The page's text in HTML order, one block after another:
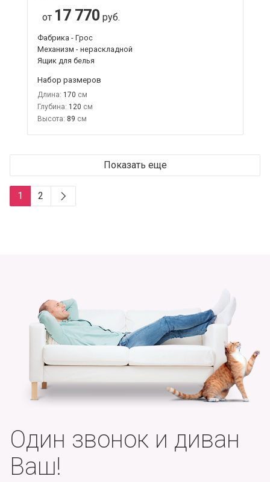
от 17 770 руб.
Фабрика - Грос
Механизм - нераскладной
Ящик для белья
Набор размеров
Длина: 170
Глубина: 120
Высота: 89
Показать еще
1 2
Один звонок и диван
Ваш!